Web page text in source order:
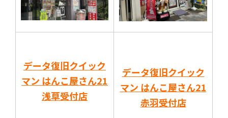
データ復旧クイック
マン はんこ屋さん21
浅草受付店
データ復旧クイック
マン はんこ屋さん21
赤羽受付店